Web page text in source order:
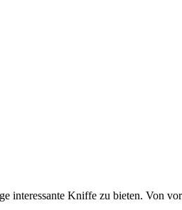
interessante Kniffe zu bieten. Von